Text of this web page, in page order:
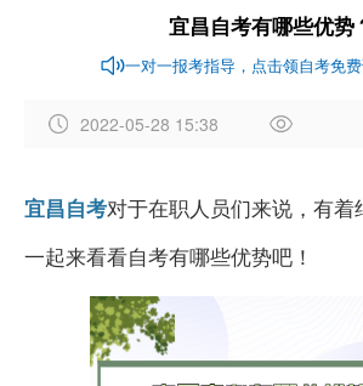
宜昌自考有哪些优势
一对一报考指导，点击领自考免
2022-05-28 15:38
者
：
d
宜昌自考对于在职人员们来说，有
一起来看看自考有哪些优势吧！